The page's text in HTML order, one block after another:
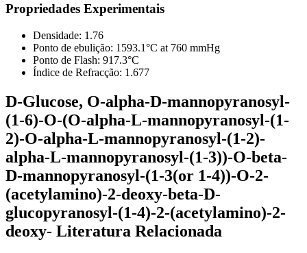
Propriedades Experimentais
Densidade: 1.76
Ponto de ebulição: 1593.1°C at 760 mmHg
Ponto de Flash: 917.3°C
Índice de Refracção: 1.677
D-Glucose, O-alpha-D-mannopyranosyl-
(1-6)-O-(O-alpha-L-mannopyranosyl-(1-
2)-O-alpha-L-mannopyranosyl-(1-2)-
alpha-L-mannopyranosyl-(1-3))-O-beta-
D-mannopyranosyl-(1-3(or 1-4))-O-2-
(acetylamino)-2-deoxy-beta-D-
glucopyranosyl-(1-4)-2-(acetylamino)-2-
deoxy- Literatura Relacionada